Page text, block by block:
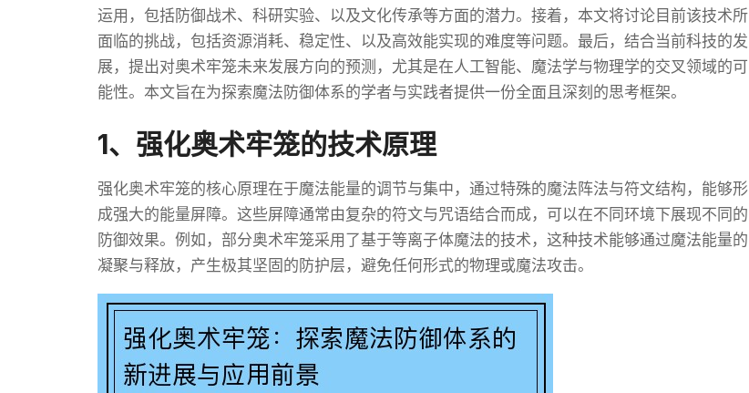
运用，包括防御战术、科研实验、以及文化传承等方面的潜力。接着，本文将讨论目前该技术所
面临的挑战，包括资源消耗、稳定性、以及高效能实现的难度等问题。最后，结合当前科技的发
展，提出对奥术牢笼未来发展方向的预测，尤其是在人工智能、魔法学与物理学的交叉领域的可
能性。本文旨在为探索魔法防御体系的学者与实践者提供一份全面且深刻的思考框架。
1、强化奥术牢笼的技术原理
强化奥术牢笼的核心原理在于魔法能量的调节与集中，通过特殊的魔法阵法与符文结构，能够形
成强大的能量屏障。这些屏障通常由复杂的符文与咒语结合而成，可以在不同环境下展现不同的
防御效果。例如，部分奥术牢笼采用了基于等离子体魔法的技术，这种技术能够通过魔法能量的
凝聚与释放，产生极其坚固的防护层，避免任何形式的物理或魔法攻击。